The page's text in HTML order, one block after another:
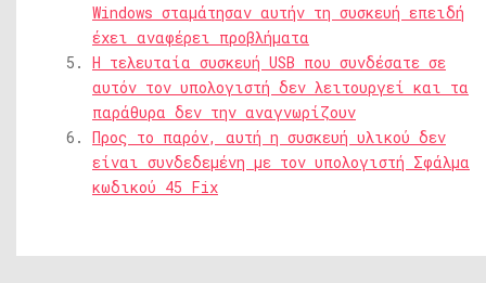
Windows σταμάτησαν αυτήν τη συσκευή επειδή
έχει αναφέρει προβλήματα
Η τελευταία συσκευή USB που συνδέσατε σε
αυτόν τον υπολογιστή δεν λειτουργεί και τα
παράθυρα δεν την αναγνωρίζουν
Προς το παρόν, αυτή η συσκευή υλικού δεν
είναι συνδεδεμένη με τον υπολογιστή Σφάλμα
κωδικού 45 Fix